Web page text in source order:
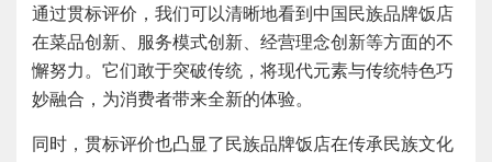
通过贯标评价，我们可以清晰地看到中国民族品牌饭店
在菜品创新、服务模式创新、经营理念创新等方面的不
懈努力。它们敢于突破传统，将现代元素与传统特色巧
妙融合，为消费者带来全新的体验。
同时，贯标评价也凸显了民族品牌饭店在传承民族文化